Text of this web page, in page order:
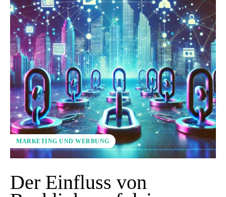
MARKETING UND WERBUNG
Der Einfluss von